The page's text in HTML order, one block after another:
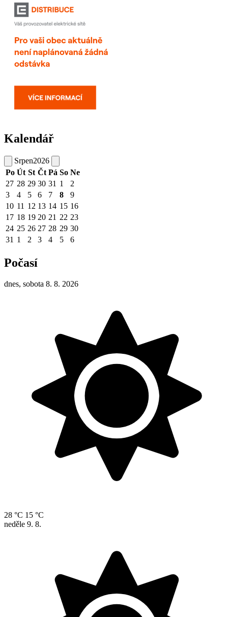
Kalendář
Srpen2026
Po Út St Čt Pá So Ne
27 28 29 30 31 1
2
3
4 5 6 7 8
9
10 11 12 13 14 15 16
17 18 19 20 21 22 23
24 25 26 27 28 29 30
31 1 2 3 4 5 6
Počasí
dnes, sobota 8. 8. 2026
28 °C 15 °C
neděle 9. 8.